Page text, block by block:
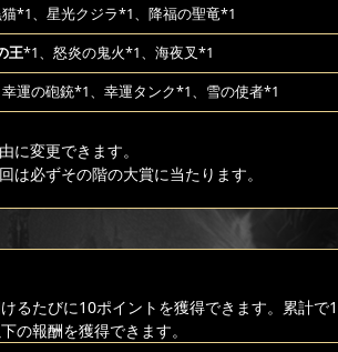
*1、星光クジラ*1、降福の聖竜*1
王*1、怒炎の鬼火*1、海夜叉*1
運の砲銃*1、幸運タンク*1、雪の使者*1
変更できます。
必ずその階の大賞に当たります。
るたびに10ポイントを獲得できます。累計で
の報酬を獲得できます。